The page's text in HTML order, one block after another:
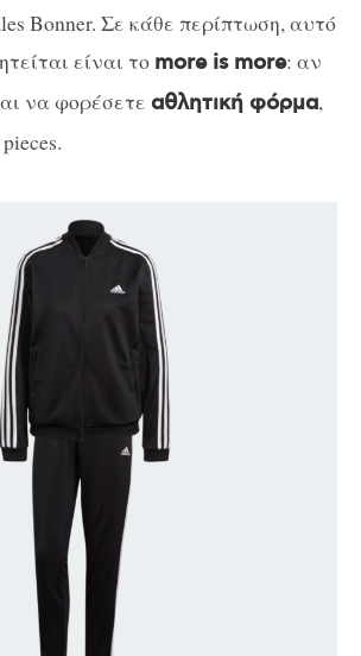
Bonner. Σε κάθε περίπτωση, αυτό
είναι το more is more: αν
να φορέσετε αθλητική φόρμα,